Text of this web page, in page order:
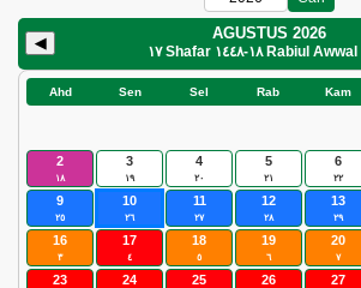
◀
AGUSTUS 2026
١٧ Shafar ١٤٤٨-
Ahd Sen Sel Rab Kam
2
١٨
3
١٩
4
٢٠
5
٢١
6
٢٢
9
٢٥
10
٢٦
11
٢٧
12
٢٨
13
٢٩
16
٣
17
٤
18
٥
19
٦
20
٧
23 24 25 26 27